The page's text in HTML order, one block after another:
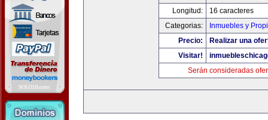
Longitud:
16 caracteres
Categorias:
Inmuebles y
Precio:
Realizar una
Visitar!
Serán consideradas